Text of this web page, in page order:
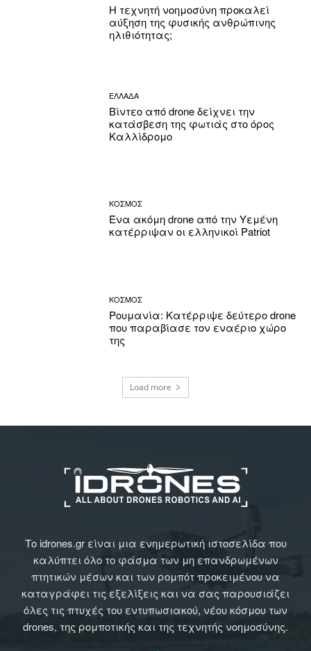
Η τεχνητή νοημοσύνη προκαλεί
αύξηση της φυσικής ανθρώπινης
ηλιθιότητας;
ΕΛΛΑΔΑ
Βίντεο από drone δείχνει την
κατάσβεση της φωτιάς στο όρος
Καλλίδρομο
ΚΟΣΜΟΣ
Ένα ακόμη drone από την Υεμένη
κατέρριψαν οι ελληνικοί Patriot
ΚΟΣΜΟΣ
Ρουμανία: Κατέρριψε δεύτερο drone
που παραβίασε τον εναέριο χώρο
της
Load more
Το idrones.gr είναι μια ενημερωτική ιστοσελίδα που
καλύπτει όλο το φάσμα των μη επανδρωμένων
πτητικών μέσων και των ρομπότ προκειμένου να
καταγράφει τις εξελίξεις και να σας παρουσιάζει
όλες τις πτυχές του εντυπωσιακού, νέου κόσμου των
drones, της ρομποτικής και της τεχνητής νοημοσύνης.